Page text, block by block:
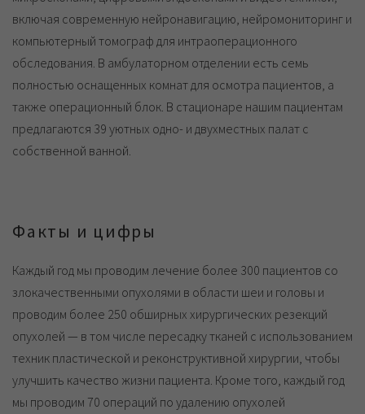
включая современную нейронавигацию, нейромониторинг и
компьютерный томограф для интраоперационного
обследования. В амбулаторном отделении есть семь
полностью оснащенных комнат для осмотра пациентов, а
также операционный блок. В стационаре нашим пациентам
предлагаются 39 уютных одно- и двухместных палат с
собственной ванной.
Факты и цифры
Каждый год мы проводим лечение более 300 пациентов со
злокачественными опухолями в области шеи и головы и
проводим более 250 обширных хирургических резекций
опухолей — в том числе пересадку тканей с использованием
техник пластической и реконструктивной хирургии, чтобы
улучшить качество жизни пациента. Кроме того, каждый год
мы проводим 70 операций по удалению опухолей